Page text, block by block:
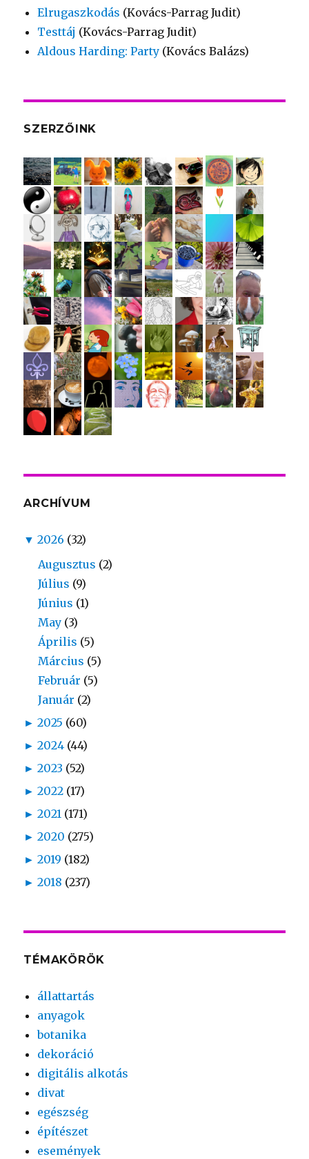
Elrugaszkodás (Kovács-Parrag Judit)
Testtáj (Kovács-Parrag Judit)
Aldous Harding: Party (Kovács Balázs)
SZERZŐINK
ARCHÍVUM
▼ 2026 (32)
Augusztus (2)
Július (9)
Június (1)
May (3)
Április (5)
Március (5)
Február (5)
Január (2)
► 2025 (60)
► 2024 (44)
► 2023 (52)
► 2022 (17)
► 2021 (171)
► 2020 (275)
► 2019 (182)
► 2018 (237)
TÉMAKÖRÖK
állattartás
anyagok
botanika
dekoráció
digitális alkotás
divat
egészség
építészet
események